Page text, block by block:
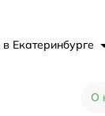
в Екатеринбурге
О